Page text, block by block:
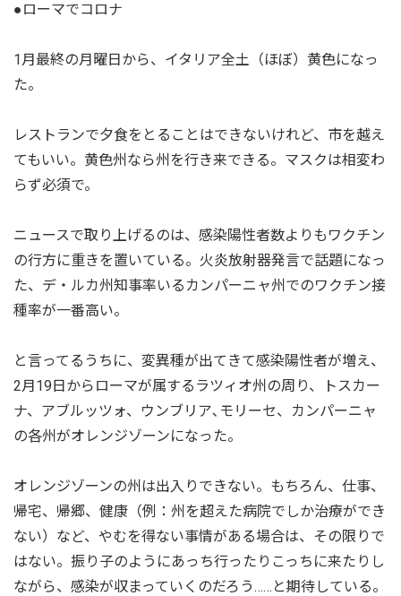
●ローマでコロナ
1月最終の月曜日から、イタリア全土（ほぼ）黄色になっ
た。
レストランで夕食をとることはできないけれど、市を越え
てもいい。黄色州なら州を行き来できる。マスクは相変わ
らず必須で。
ニュースで取り上げるのは、感染陽性者数よりもワクチン
の行方に重きを置いている。火炎放射器発言で話題になっ
た、デ・ルカ州知事率いるカンパーニャ州でのワクチン接
種率が一番高い。
と言ってるうちに、変異種が出てきて感染陽性者が増え、
2月19日からローマが属するラツィオ州の周り、トスカー
ナ、アブルッツォ、ウンブリア､モリーセ、カンパーニャ
の各州がオレンジゾーンになった。
オレンジゾーンの州は出入りできない。もちろん、仕事、
帰宅、帰郷、健康（例：州を超えた病院でしか治療ができ
ない）など、やむを得ない事情がある場合は、その限りで
はない。振り子のようにあっち行ったりこっちに来たりし
ながら、感染が収まっていくのだろう……と期待している。